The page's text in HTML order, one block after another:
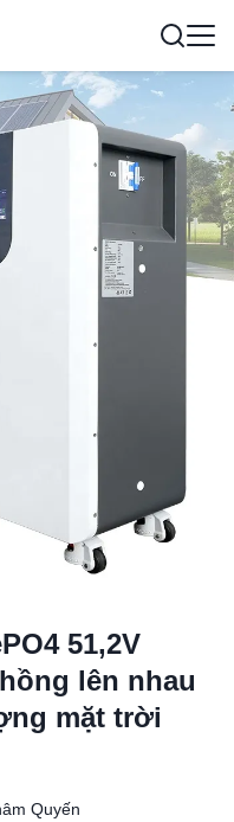
51,2V
lên nhau
mặt trời
Quyến